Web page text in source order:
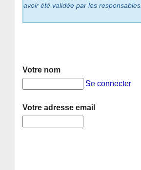
avoir été validée par les responsables.
Votre nom
Se connecter
Votre adresse email